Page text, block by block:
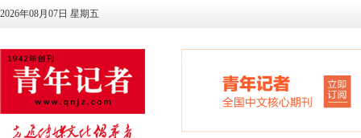
2026年08月07日 星期五